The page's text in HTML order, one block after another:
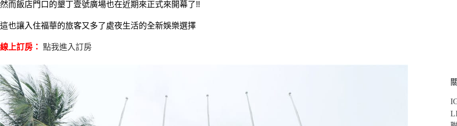
然而飯店門口的墾丁壹號廣場也在近期來正式來開幕了!!
這也讓入住福華的旅客又多了處夜生活的全新娛樂選擇
線上訂房： 點我進入訂房